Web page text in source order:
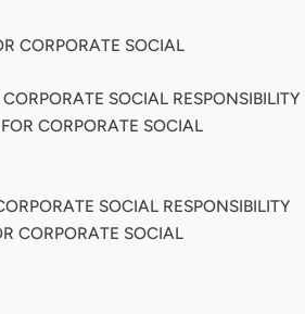
CORPORATE SOCIAL
SOCIAL RESPONSIBILITY
CORPORATE SOCIAL
SOCIAL RESPONSIBILITY
CORPORATE SOCIAL